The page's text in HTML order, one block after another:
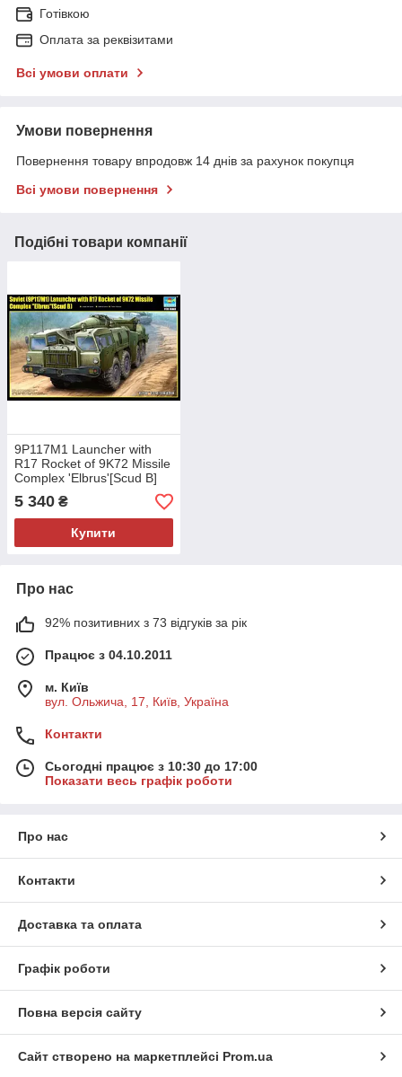
Готівкою
Оплата за реквізитами
Всі умови оплати
Умови повернення
Повернення товару впродовж 14 днів за рахунок покупця
Всі умови повернення
Подібні товари компанії
9P117M1 Launcher with
R17 Rocket of 9K72 Missile
Complex 'Elbrus'[Scud B]
1/35 TRUMPETER 01019
5 340 ₴
Купити
Про нас
92% позитивних з 73 відгуків за рік
Працює з 04.10.2011
м. Київ
вул. Ольжича, 17, Київ, Україна
Контакти
Сьогодні працює з 10:30 до 17:00
Показати весь графік роботи
Про нас
Контакти
Доставка та оплата
Графік роботи
Повна версія сайту
Сайт створено на маркетплейсі Prom.ua